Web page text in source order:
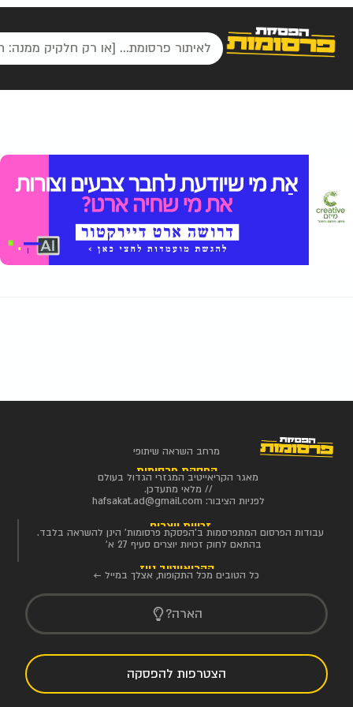
מרחב השראה שיתופי
הפסקת פרסומות
מאגר הקריאייטיב המגזרי הגדול בעולם
// מלאי מתעדכן.
לפניות הציבור: hafsakat.ad@gmail.com
זכויות יוצרים
עבודות הפרסום המתפרסמות ב'הפסקת פרסומות' הינן להשראה בלבד.
בהתאם לחוק זכויות יוצרים סעיף 27 א'
הקריאייטיב ניוז
כל הטובים מכל התקופות, אצלך במייל ←
הארה?
הצטרפות להפסקה